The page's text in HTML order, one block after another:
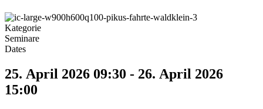
Kategorie
Seminare
Dates
25. April 2026 09:30 - 26. April 2026
15:00